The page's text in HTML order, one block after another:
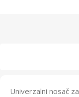
Univerzalni nosač